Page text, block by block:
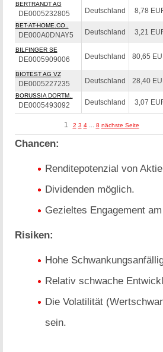
BERTRANDT AG
DE0005232805 Deutschland 8,78
BET-AT-HOME.CO..
DE000A0DNAY5 Deutschland 3,21
BILFINGER SE
DE0005909006 Deutschland 80,65
BIOTEST AG VZ
DE0005227235 Deutschland 28,40
BORUSSIA DORTM..
DE0005493092 Deutschland 3,07
1 2 3 4... 8 nächste Seite
Chancen:
Renditepotenzial von
Dividenden möglich.
Gezieltes Engagement
Risiken:
Hohe
Relativ schwache
Die Volatilität
sein.